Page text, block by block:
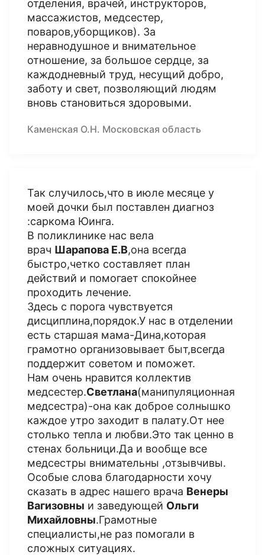
отделения, врачей, инструкторов,
массажистов, медсестер,
поваров,уборщиков). За
неравнодушное и внимательное
отношение, за большое сердце, за
каждодневный труд, несущий добро,
заботу и свет, позволяющий людям
вновь становиться здоровыми.
Каменская О.Н. Московская область
Так случилось,что в июле месяце у
моей дочки был поставлен диагноз
:саркома Юинга.
В поликлинике нас вела
врач Шарапова Е.В,она всегда
быстро,четко составляет план
действий и помогает спокойнее
проходить лечение.
Здесь с порога чувствуется
дисциплина,порядок.У нас в отделении
есть старшая мама-Дина,которая
грамотно организовывает быт,всегда
поддержит советом и поможет.
Нам очень нравится коллектив
медсестер.Светлана(манипуляционная
медсестра)-она как доброе солнышко
каждое утро заходит в палату.От нее
столько тепла и любви.Это так ценно в
стенах больници.Да и вообще все
медсестры внимательны ,отзывчивы.
Особые слова благодарности хочу
сказать в адрес нашего врача Венеры
Вагизовны и заведующей Ольги
Михайловны.Грамотные
специалисты,не раз помогали в
сложных ситуациях.